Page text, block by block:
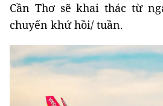
Cần Thơ sẽ khai thác từ
chuyến khứ hồi/ tuần.